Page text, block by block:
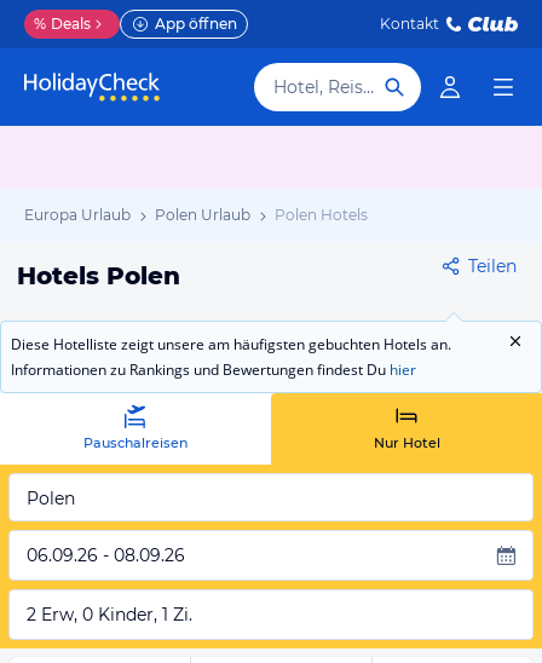
% Deals App öffnen Kontakt
Hotel, Reiseziel
Europa Urlaub Polen Urlaub Polen Hotels
Hotels Polen Teilen
Diese Hotelliste zeigt unsere am häufigsten gebuchten Hotels an.
Informationen zu Rankings und Bewertungen findest Du hier
Pauschalreisen Nur Hotel
Polen
06.09.26 - 08.09.26
2 Erw, 0 Kinder, 1 Zi.